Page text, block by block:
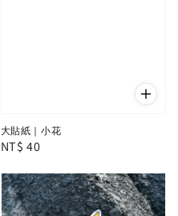
大貼紙｜小花
Regular
NT$ 40